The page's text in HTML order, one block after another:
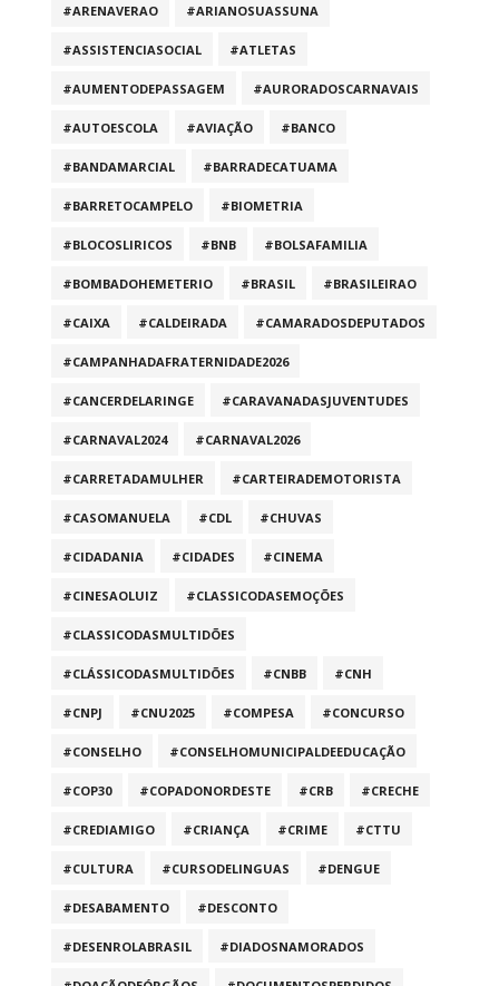
#ARENAVERAO #ARIANOSUASSUNA
#ASSISTENCIASOCIAL #ATLETAS
#AUMENTODEPASSAGEM #AURORADOSCARNAVAIS
#AUTOESCOLA #AVIAÇÃO #BANCO
#BANDAMARCIAL #BARRADECATUAMA
#BARRETOCAMPELO #BIOMETRIA
#BLOCOSLIRICOS #BNB #BOLSAFAMILIA
#BOMBADOHEMETERIO #BRASIL #BRASILEIRAO
#CAIXA #CALDEIRADA #CAMARADOSDEPUTADOS
#CAMPANHADAFRATERNIDADE2026
#CANCERDELARINGE #CARAVANADASJUVENTUDES
#CARNAVAL2024 #CARNAVAL2026
#CARRETADAMULHER #CARTEIRADEMOTORISTA
#CASOMANUELA #CDL #CHUVAS
#CIDADANIA #CIDADES #CINEMA
#CINESAOLUIZ #CLASSICODASEMOÇÕES
#CLASSICODASMULTIDÕES
#CLÁSSICODASMULTIDÕES #CNBB #CNH
#CNPJ #CNU2025 #COMPESA #CONCURSO
#CONSELHO #CONSELHOMUNICIPALDEEDUCAÇÃO
#COP30 #COPADONORDESTE #CRB #CRECHE
#CREDIAMIGO #CRIANÇA #CRIME #CTTU
#CULTURA #CURSODELINGUAS #DENGUE
#DESABAMENTO #DESCONTO
#DESENROLABRASIL #DIADOSNAMORADOS